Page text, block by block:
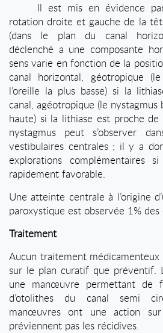
Il est mis en évidence
rotation droite et gauche de la
(dans le plan du canal
déclenché a une composante
sens varie en fonction de la
canal horizontal, géotropique
l’oreille la plus basse) si la
canal, agéotropique (le nystagmus
haute) si la lithiase est proche
nystagmus peut s’observer
vestibulaires centrales ; il y a
explorations complémentaires
rapidement favorable.
Une atteinte centrale à l’origine
paroxystique est observée 1% des
Traitement
Aucun traitement
sur le plan curatif que préventif.
une manœuvre permettant de
d’otolithes du canal semi
manœuvres ont une action
préviennent pas les récidives.